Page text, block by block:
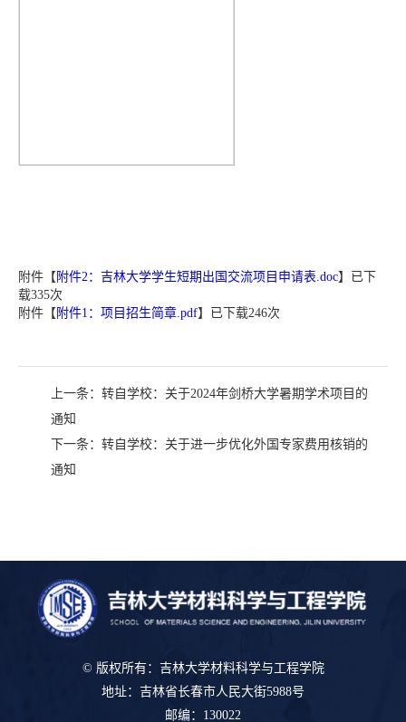
附件【 附件2：吉林大学学生短期出国交流项目申请表.doc】已下
载335次
附件【 附件1：项目招生简章.pdf】已下载246次
上一条： 转自学校：关于2024年剑桥大学暑期学术项目的
通知
下一条： 转自学校：关于进一步优化外国专家费用核销的
通知
© 版权所有：吉林大学材料科学与工程学院
地址：吉林省长春市人民大街5988号
邮编：130022